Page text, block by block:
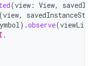
(view : View,
(view,
).observe(